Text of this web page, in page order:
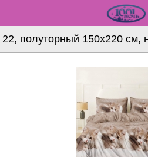
полуторный 150х220 см,